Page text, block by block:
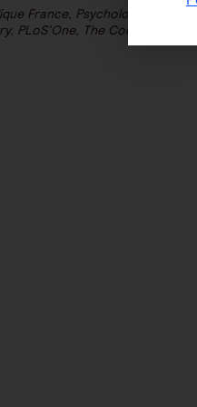
France, Psychologie &
PLoS’One, The Cochrane